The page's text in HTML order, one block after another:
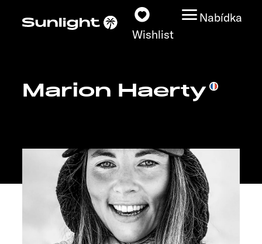
Wishlist
Nabídka
Modely
Vyhledávač prodejců
Prozkoumat
Servis
Marion Haerty